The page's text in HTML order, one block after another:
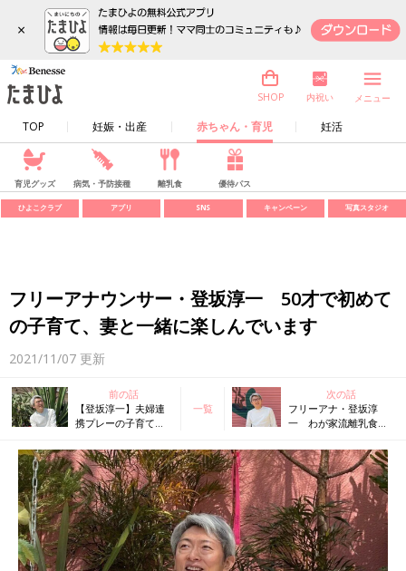
×
TOP 妊娠・出産 赤ちゃん・育児 妊活
SHOP 内祝い メニュー
育児グッズ 病気・予防接種 離乳食 優待パス
ひよこクラブ アプリ SNS キャンペーン 写真スタジオ
フリーアナウンサー・登坂淳一 50才で初めて
の子育て、妻と一緒に楽しんでいます
2021/11/07 更新
前の話
【登坂淳一】夫婦連
携プレーの子育て。
めて知ったパパ育児
の不便さ
一覧
次の話
フリーアナ・登坂淳
一 わが家流離乳食
マ。ベビーフードも活
用